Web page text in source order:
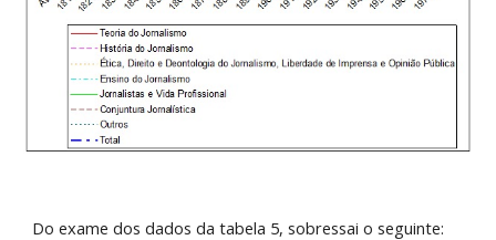
Do exame dos dados da tabela 5, sobressai o seguinte: